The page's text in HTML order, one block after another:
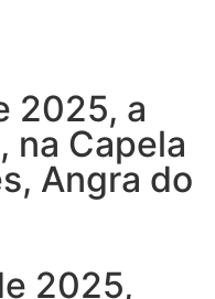
2025, a
na Capela
Angra do
2025,